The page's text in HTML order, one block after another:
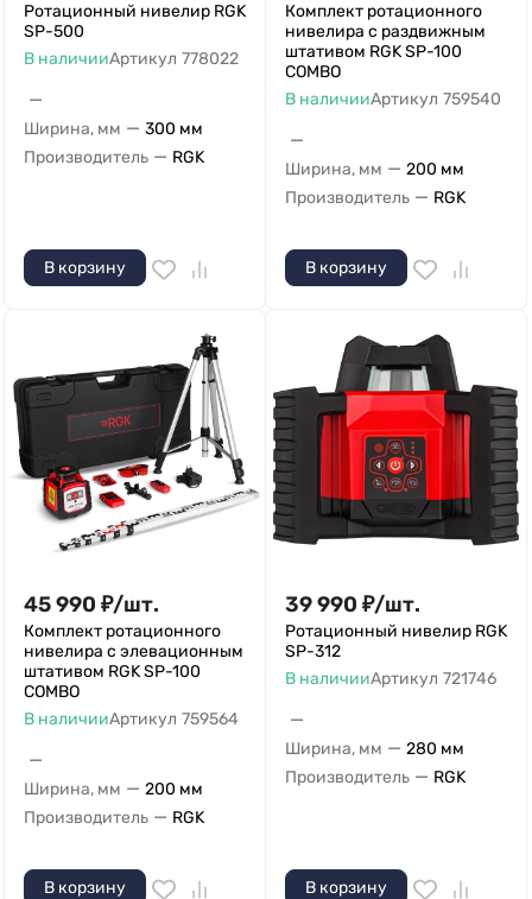
Ротационный нивелир RGK
SP-500
В наличииАртикул 778022
—
Ширина, мм — 300 мм
Производитель — RGK
В корзину
Комплект ротационного
нивелира с раздвижным
штативом RGK SP-100
COMBO
В наличииАртикул 759540
—
Ширина, мм — 200 мм
Производитель — RGK
В корзину
45 990 ₽/шт.
Комплект ротационного
нивелира с элевационным
штативом RGK SP-100
COMBO
В наличииАртикул 759564
—
Ширина, мм — 200 мм
Производитель — RGK
В корзину
39 990 ₽/шт.
Ротационный нивелир RGK
SP-312
В наличииАртикул 721746
—
Ширина, мм — 280 мм
Производитель — RGK
В корзину